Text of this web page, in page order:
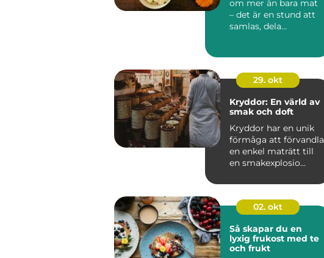
om mer än bara mat
– det är en stund att
samlas, dela
29. okt
Kryddor: En värld av
smak och doft
Kryddor har en unik
förmåga att förvandla
en enkel maträtt till
en smakexplosio...
02. okt
Så skapar du en
lyxig frukost med te
och frukt